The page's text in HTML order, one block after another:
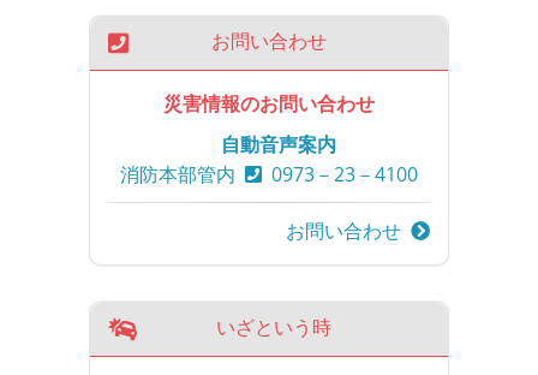
お問い合わせ
災害情報のお問い合わせ
自動音声案内
消防本部管内
0973－23－4100
お問い合わせ
いざという時